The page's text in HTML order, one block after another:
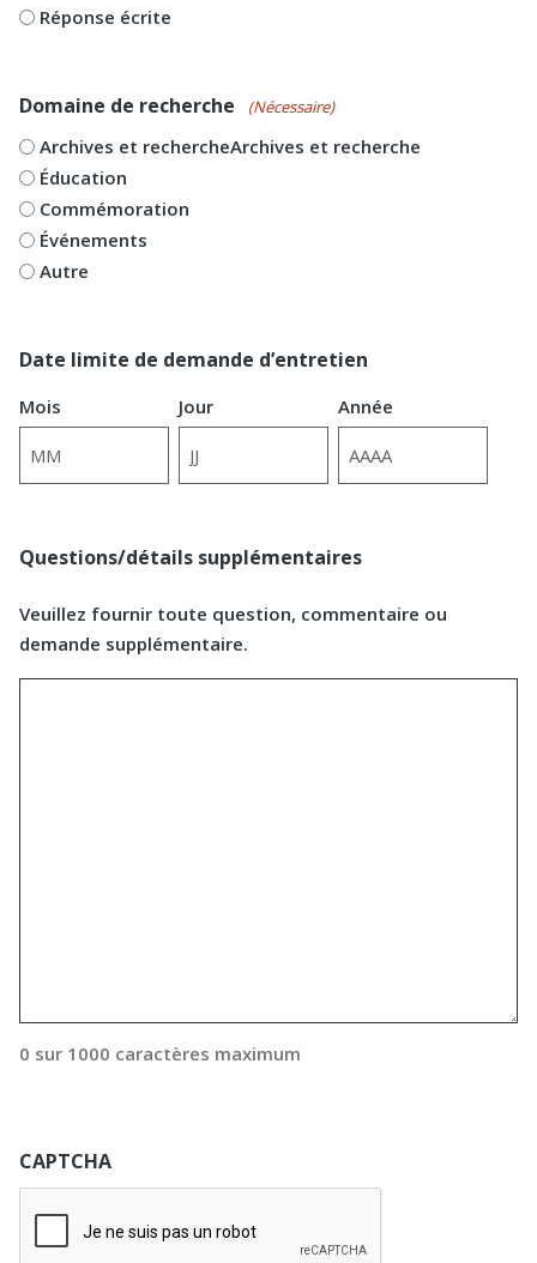
Réponse écrite
Domaine de recherche (Nécessaire)
Archives et rechercheArchives et recherche
Éducation
Commémoration
Événements
Autre
Date limite de demande d’entretien
Mois Jour Année
Questions/détails supplémentaires
Veuillez fournir toute question, commentaire ou
demande supplémentaire.
0 sur 1000 caractères maximum
CAPTCHA